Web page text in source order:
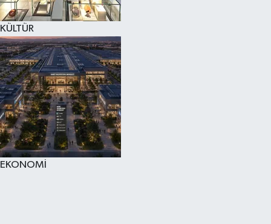
KÜLTÜR
EKONOMİ